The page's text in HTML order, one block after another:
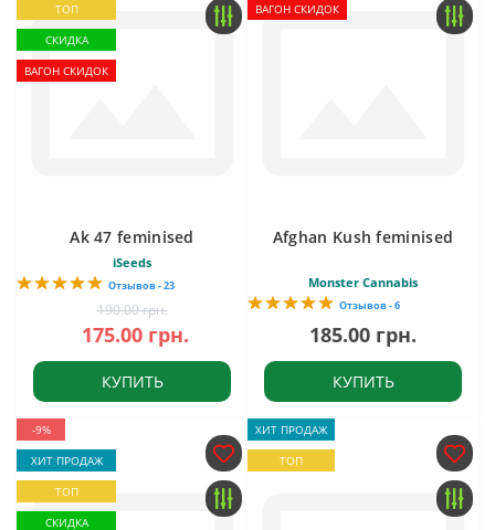
ТОП
СКИДКА
ВАГОН СКИДОК
Ak 47 feminised
iSeeds
Отзывов - 23
190.00 грн.
175.00 грн.
КУПИТЬ
ВАГОН СКИДОК
Afghan Kush feminised
Monster Cannabis
Отзывов - 6
185.00 грн.
КУПИТЬ
-9%
ХИТ ПРОДАЖ
ТОП
СКИДКА
ХИТ ПРОДАЖ
ТОП